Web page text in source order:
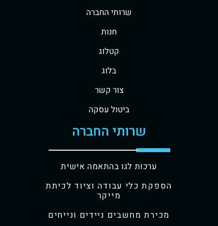
שרותי החברה
חנות
קטלוג
בלוג
צור קשר
ביטול עסקה
שרותי החברה
ערכות לגו בהתאמה אישית
הספקת כלי עבודה וציוד לכיתת
מייקר
מכירת מחשבים ניידים ונייחים